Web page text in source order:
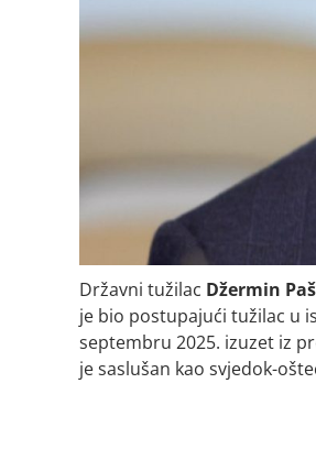
Državni tužilac Džermin
je bio postupajući tužilac u
septembru 2025. izuzet iz
je saslušan kao svjedok-